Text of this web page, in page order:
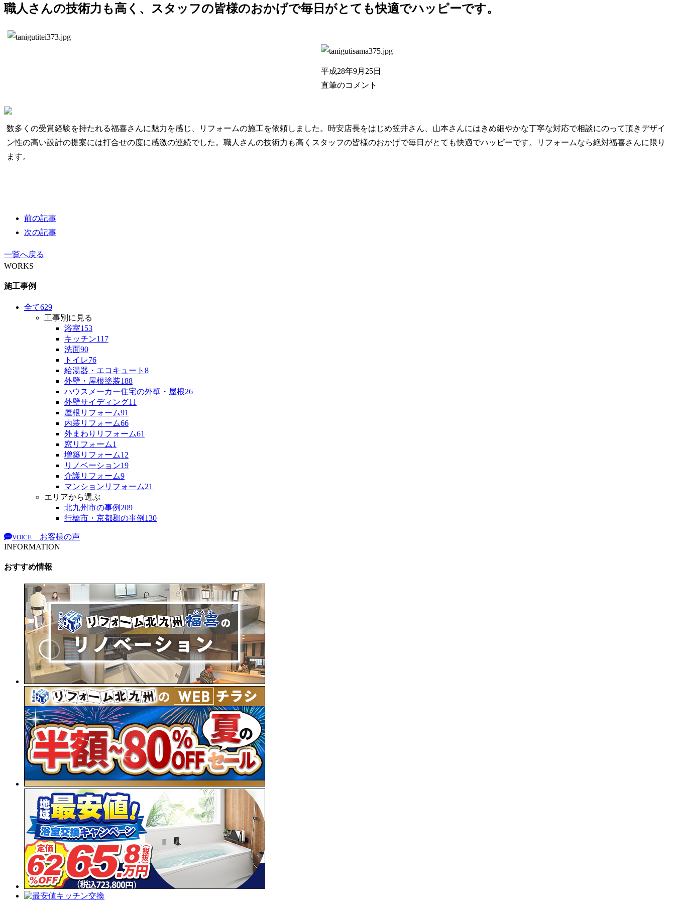
職人さんの技術力も高く、スタッフの皆様のおかげで毎日がとても快適でハッピーです。
平成28年9月25日
直筆のコメント
数多くの受賞経験を持たれる福喜さんに魅力を感じ、リフォームの施工を依頼しました。時安店長をはじめ笠井さん、山本さんにはきめ細やかな丁寧な対応で相談にのって頂きデザイ
ン性の高い設計の提案には打合せの度に感激の連続でした。職人さんの技術力も高くスタッフの皆様のおかげで毎日がとても快適でハッピーです。リフォームなら絶対福喜さんに限り
ます。
前の記事
次の記事
一覧へ戻る
WORKS
施工事例
全て629
工事別に見る
浴室153
キッチン117
洗面90
トイレ76
給湯器・エコキュート 8
外壁・屋根塗装188
ハウスメーカー住宅の外壁・屋根26
外壁サイディング11
屋根リフォーム91
内装リフォーム66
外まわりリフォーム61
窓リフォーム1
増築リフォーム12
リノベーション19
介護リフォーム9
マンションリフォーム21
エリアから選ぶ
北九州市の事例 209
行橋市・京都郡の事例 130
VOICE
お客様の声
INFORMATION
おすすめ情報